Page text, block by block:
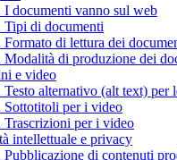
I documenti vanno sul web
Tipi di documenti
Formato di lettura dei
Modalità di produzione dei
e video
Testo alternativo (alt text) per
Sottotitoli per i video
Trascrizioni per i video
intellettuale e privacy
Pubblicazione di contenuti